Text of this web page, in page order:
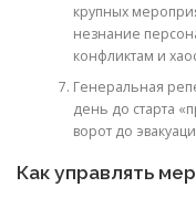
крупных
незнание
конфликтам и
Генеральная
день до старта
ворот до
Как управлять